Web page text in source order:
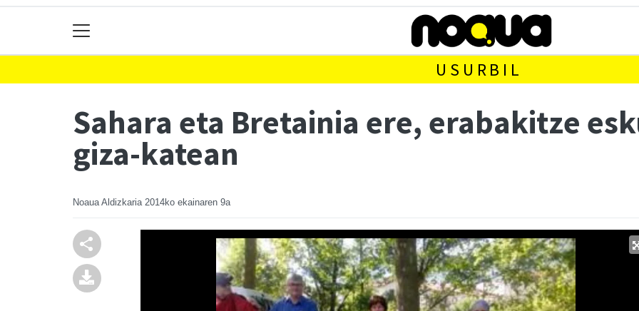
USURBIL
Sahara eta Bretainia ere, erabakitze
giza-katean
Noaua Aldizkaria 2014ko ekainaren 9a